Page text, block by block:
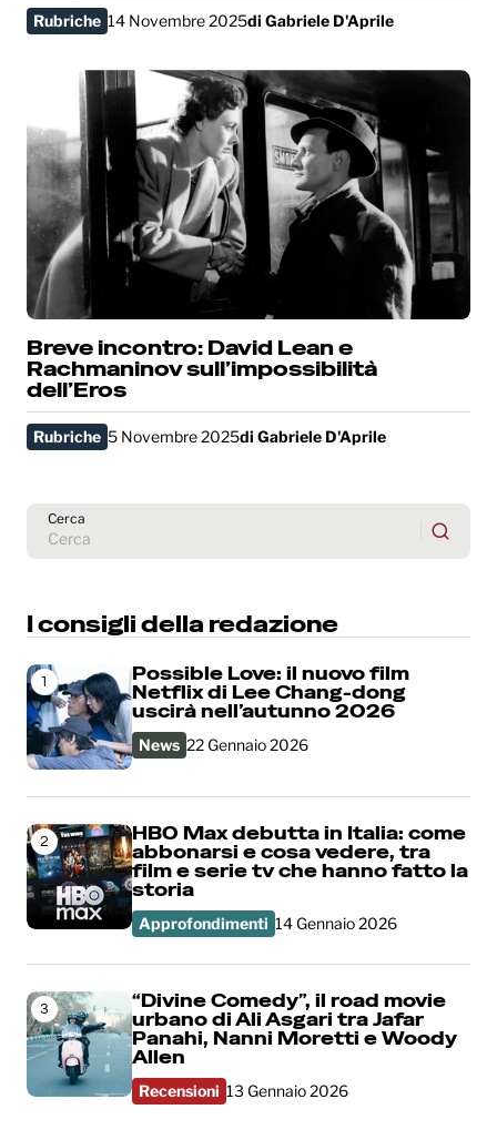
Rubriche 14 Novembre 2025di Gabriele D'Aprile
Breve incontro: David Lean e
Rachmaninov sull’impossibilità
dell’Eros
Rubriche 5 Novembre 2025di Gabriele D'Aprile
Cerca
I consigli della redazione
1
Possible Love: il nuovo film
Netflix di Lee Chang-dong
uscirà nell’autunno 2026
News 22 Gennaio 2026
2
HBO Max debutta in Italia: come
abbonarsi e cosa vedere, tra
film e serie tv che hanno fatto la
storia
Approfondimenti 14 Gennaio 2026
3
“Divine Comedy”, il road movie
urbano di Ali Asgari tra Jafar
Panahi, Nanni Moretti e Woody
Allen
Recensioni 13 Gennaio 2026